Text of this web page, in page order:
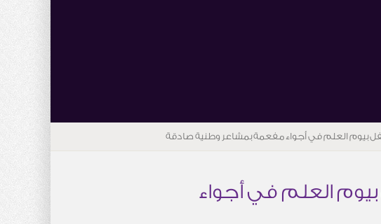
بيوم العلم في أجواء مفعمة بمشاعر وطنية صادقة
العلم في أجواء